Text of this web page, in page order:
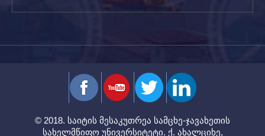
© 2018. საიტის მესაკუთრეა სამცხე-ჯავახეთის
სახელმწიფო უნივერსიტეტი. ქ. ახალციხე,